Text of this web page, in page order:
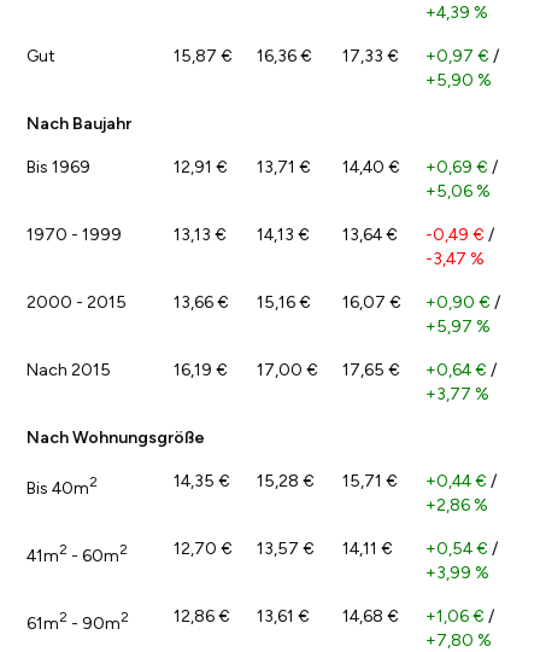
+4,39 %
Gut 15,87 € 16,36 € 17,33 € +0,97 € /
+5,90 %
Nach Baujahr
Bis 1969 12,91 € 13,71 € 14,40 € +0,69 € /
+5,06 %
1970 - 1999 13,13 € 14,13 € 13,64 € -0,49 € /
-3,47 %
2000 - 2015 13,66 € 15,16 € 16,07 € +0,90 € /
+5,97 %
Nach 2015 16,19 € 17,00 € 17,65 € +0,64 € /
+3,77 %
Nach Wohnungsgröße
Bis 40m2 14,35 € 15,28 € 15,71 € +0,44 € /
+2,86 %
41m2 - 60m2 12,70 € 13,57 € 14,11 € +0,54 € /
+3,99 %
61m2 - 90m2 12,86 € 13,61 € 14,68 € +1,06 € /
+7,80 %